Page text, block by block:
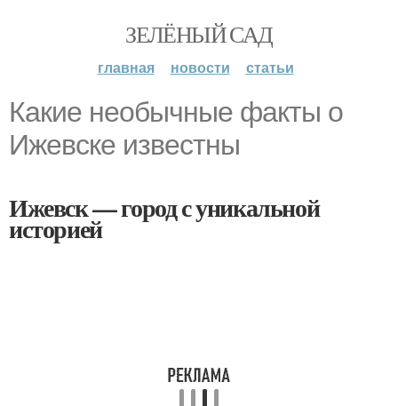
ЗЕЛЁНЫЙ САД
главная новости статьи
Какие необычные факты о
Ижевске известны
Ижевск — город с уникальной
историей